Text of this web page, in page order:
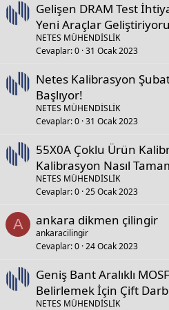
Gelişen DRAM Test
Yeni Araçlar
NETES MÜHENDİSLİK
Cevaplar 0 31 Ocak 2023
Netes Kalibrasyon
Başlıyor!
NETES MÜHENDİSLİK
Cevaplar 0 31 Ocak 2023
55X0A Çoklu Ürün
Kalibrasyon Nasıl
NETES MÜHENDİSLİK
Cevaplar 0 25 Ocak 2023
A ankara dikmen çilingir
ankaracilingir
Cevaplar 0 24 Ocak 2023
Geniş Bant Aralıklı
Belirlemek İçin Çift
NETES MÜHENDİSLİK